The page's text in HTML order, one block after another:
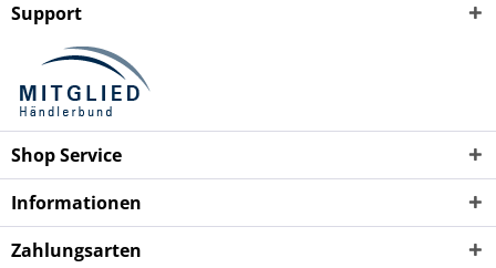
Support
Shop Service
Informationen
Zahlungsarten